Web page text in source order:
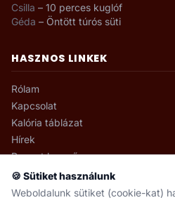
🍪 Sütiket használunk
Weboldalunk sütiket (cookie-kat)
Csilla – 10 perces kuglóf
Géda – Öntött túrós süti
HASZNOS LINKEK
Rólam
Kapcsolat
Kalória táblázat
Hírek
Recept kereső